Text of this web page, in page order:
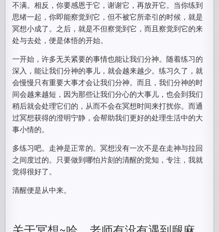
不满。相反，你要感恩于它，谢谢它，再放开它。当你练到
思绪一起，你即能察觉到它，但不被它所牵引的时候，就是
冥想小成了。之后，就是不但察觉到它，而且察觉到它的来
处与去处，便是体悟的开始。
一开始，许多无关紧要的事情也能让我们分神。随着练习的
深入，能让我们分神的事儿，就会越来越少。练习久了，就
会慢慢只有重要大事才会让我们分神。而且，我们分神的时
间会越来越短，因为那些让我们分心的大事儿，也会到我们
稍后就会处理它们的，从而不会在冥想时间来打扰你。而通
过冥想获得的澄明宁静，会帮助我们更好的处理生活中的大
事小情的。
多练习吧。走神是正常的。冥想没有一次不是在走神与拉回
之间度过的。只要做到哪怕片刻的清醒的觉知，专注，我就
觉得很好了。
清醒便是从中来。